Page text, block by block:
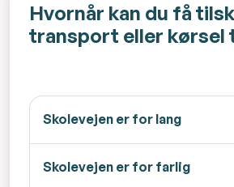
Hvornår kan du få
transport eller kørsel
Skolevejen er for lang
Skolevejen er for farlig